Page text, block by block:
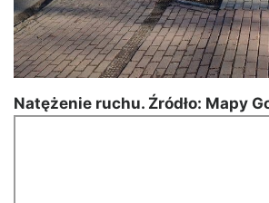
Natężenie ruchu. Źródło: Mapy